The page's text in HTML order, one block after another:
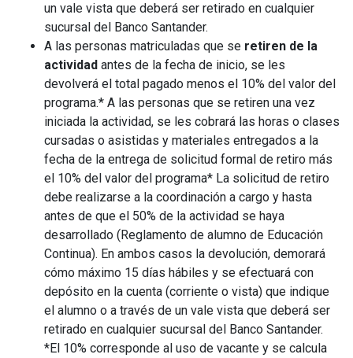
un vale vista que deberá ser retirado en cualquier
sucursal del Banco Santander.
A las personas matriculadas que se retiren de la
actividad antes de la fecha de inicio, se les
devolverá el total pagado menos el 10% del valor del
programa.* A las personas que se retiren una vez
iniciada la actividad, se les cobrará las horas o clases
cursadas o asistidas y materiales entregados a la
fecha de la entrega de solicitud formal de retiro más
el 10% del valor del programa* La solicitud de retiro
debe realizarse a la coordinación a cargo y hasta
antes de que el 50% de la actividad se haya
desarrollado (Reglamento de alumno de Educación
Continua). En ambos casos la devolución, demorará
cómo máximo 15 días hábiles y se efectuará con
depósito en la cuenta (corriente o vista) que indique
el alumno o a través de un vale vista que deberá ser
retirado en cualquier sucursal del Banco Santander.
*El 10% corresponde al uso de vacante y se calcula